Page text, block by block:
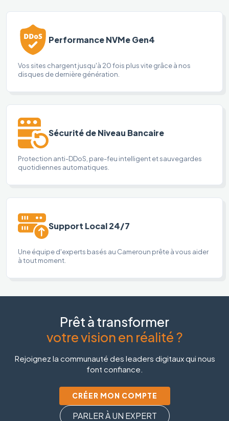
Performance NVMe Gen4
Vos sites chargent jusqu'à 20 fois plus vite grâce à nos
disques de dernière génération.
Sécurité de Niveau Bancaire
Protection anti-DDoS, pare-feu intelligent et sauvegardes
quotidiennes automatiques.
Support Local 24/7
Une équipe d'experts basés au Cameroun prête à vous aider
à tout moment.
Prêt à transformer
votre vision en réalité ?
Rejoignez la communauté des leaders digitaux qui nous
font confiance.
CRÉER MON COMPTE
PARLER À UN EXPERT